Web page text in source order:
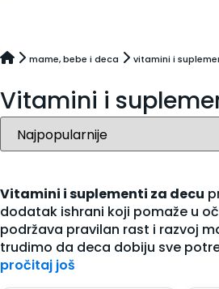
mame, bebe i deca vitamini i
Vitamini i
Vitamini i suplementi za decu
dodatak ishrani koji pomaže u
podržava pravilan rast i razvoj
trudimo da deca dobiju sve
pročitaj još